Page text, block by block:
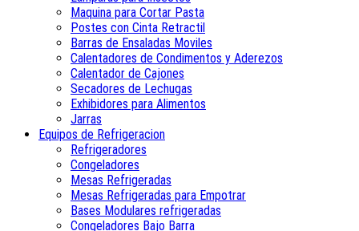
Maquina para Cortar Pasta
Postes con Cinta Retractil
Barras de Ensaladas Moviles
Calentadores de Condimentos y Aderezos
Calentador de Cajones
Secadores de Lechugas
Exhibidores para Alimentos
Jarras
Equipos de Refrigeracion
Refrigeradores
Congeladores
Mesas Refrigeradas
Mesas Refrigeradas para Empotrar
Bases Modulares refrigeradas
Congeladores Bajo Barra